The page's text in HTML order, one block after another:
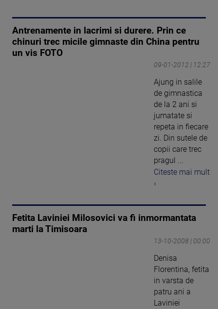
Antrenamente in lacrimi si durere. Prin ce
chinuri trec micile gimnaste din China pentru
un vis FOTO
09-01-2012 | 12:27
Ajung in salile
de gimnastica
de la 2 ani si
jumatate si
repeta in fiecare
zi. Din sutele de
copii care trec
pragul ...
Citeste mai mult
›
Fetita Laviniei Milosovici va fi inmormantata
marti la Timisoara
13-10-2008 | 00:00
Denisa
Florentina, fetita
in varsta de
patru ani a
Laviniei